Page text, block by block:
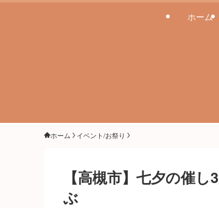
ホーム
ホーム イベント/お祭り
【高槻市】七夕の催
ぶ